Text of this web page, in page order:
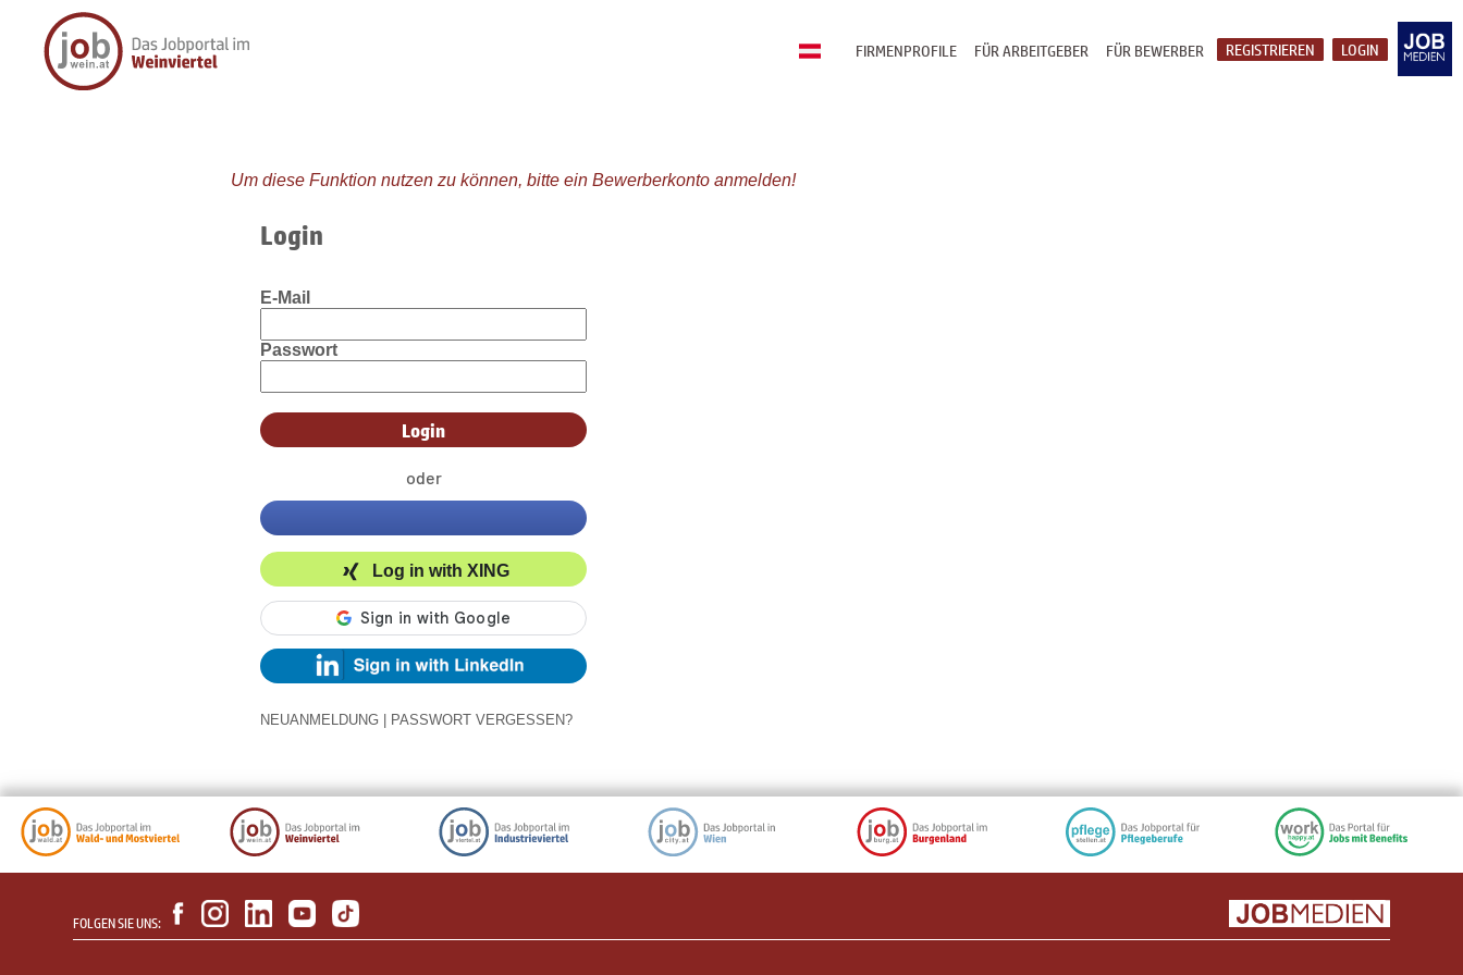
LOGIN
REGISTRIEREN
FÜR BEWERBER
FÜR ARBEITGEBER
FIRMENPROFILE
Um diese Funktion nutzen zu können, bitte ein Bewerberkonto anmelden!
Login
E-Mail
Passwort
oder
Log in with XING
NEUANMELDUNG PASSWORT VERGESSEN?
FOLGEN SIE UNS: